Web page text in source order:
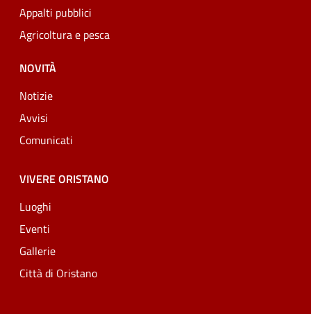
Appalti pubblici
Agricoltura e pesca
NOVITÀ
Notizie
Avvisi
Comunicati
VIVERE ORISTANO
Luoghi
Eventi
Gallerie
Città di Oristano